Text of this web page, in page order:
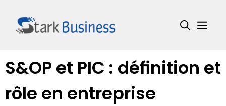
contenu
S&OP et PIC : définition et
rôle en entreprise